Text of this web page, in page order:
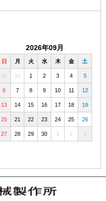
2026年09月
日 月 火 水 木 金 土
30 31 1 2 3 4 5
6 7 8 9 10 11 12
13 14 15 16 17 18 19
20 21 22 23 24 25 26
27 28 29 30 1 2 3